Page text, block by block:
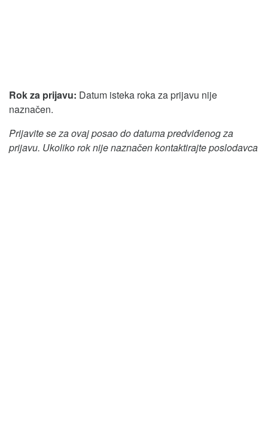
Rok za prijavu: Datum isteka roka za prijavu nije
naznačen.
Prijavite se za ovaj posao do datuma predviđenog za
prijavu. Ukoliko rok nije naznačen kontaktirajte poslodavca